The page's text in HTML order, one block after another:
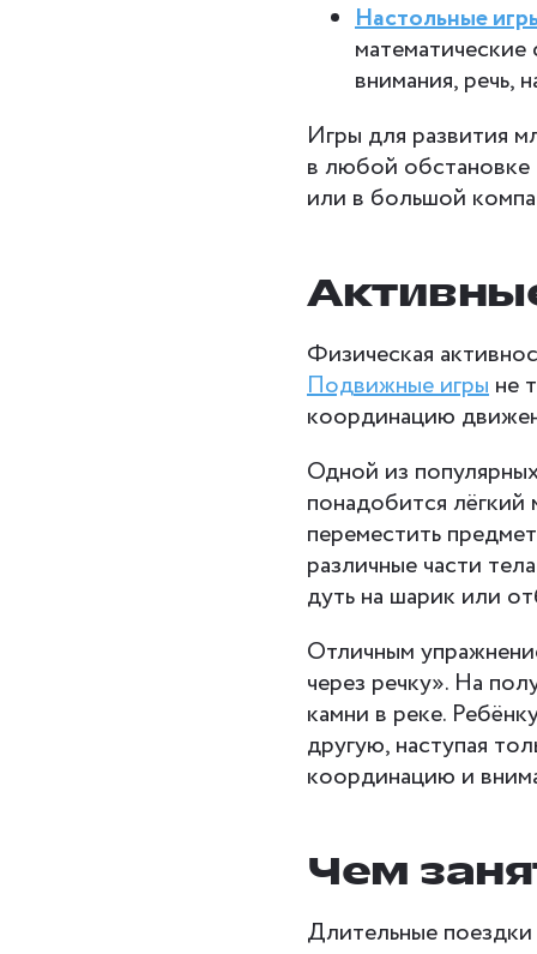
Настольные
внимания, речь,
Игры для развития
в любой обстановке
или в большой
Физическая
Подвижные игры не
координацию
Одной из
понадобится
переместить
различные части
дуть на шарик или
Отличным
через речку». На
камни в реке.
другую, наступая
координацию и
Чем
Длительные